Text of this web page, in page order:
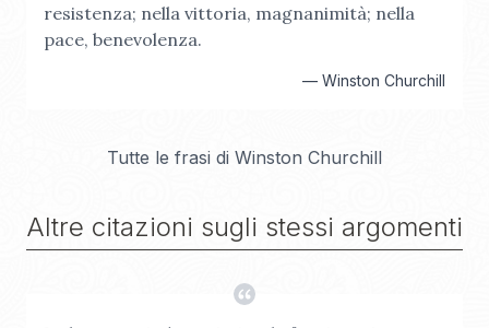
resistenza; nella vittoria, magnanimità; nella
pace, benevolenza.
— Winston Churchill
Tutte le frasi di Winston Churchill
Altre citazioni sugli stessi argomenti